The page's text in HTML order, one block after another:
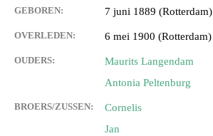
GEBOREN: 7 juni 1889 (Rotterdam)
OVERLEDEN: 6 mei 1900 (Rotterdam)
OUDERS:
Maurits Langendam
Antonia Peltenburg
BROERS/ZUSSEN:
Cornelis
Jan